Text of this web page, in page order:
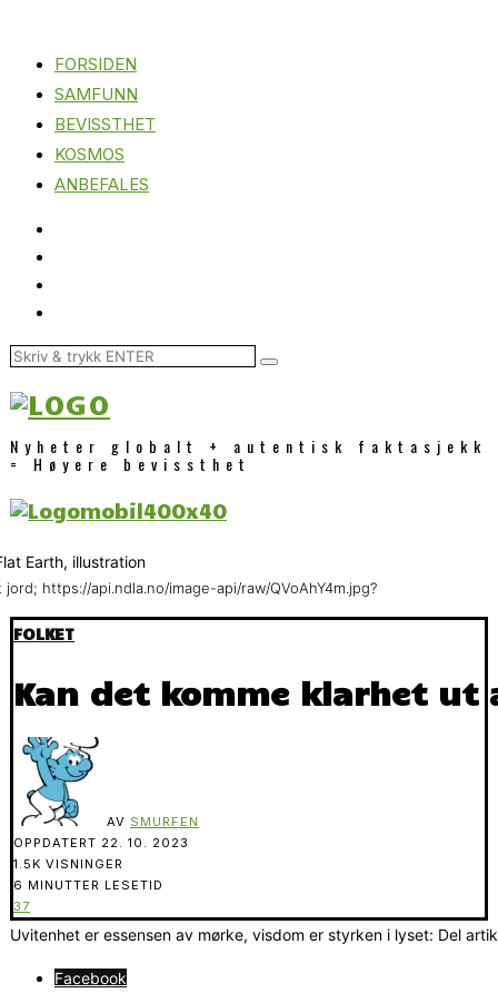
FORSIDEN
SAMFUNN
BEVISSTHET
KOSMOS
ANBEFALES
Nyheter globalt + autentisk faktasjekk
= Høyere bevissthet
jord; https://api.ndla.no/image-api/raw/QVoAhY4m.jpg?
FOLKET
Kan det komme klarhet ut
AV SMURFEN
OPPDATERT 22. 10. 2023
1.5K VISNINGER
6 MINUTTER LESETID
37
Uvitenhet er essensen av mørke, visdom er styrken i lyset: Del
Facebook